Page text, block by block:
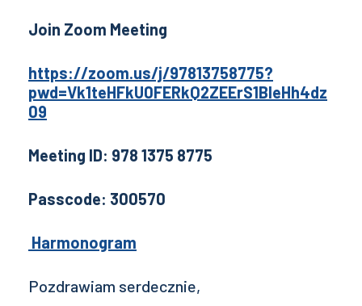
Join Zoom Meeting
https://zoom.us/j/97813758775?
pwd=Vk1teHFkU0FERkQ2ZEErS1BIeHh4dz
09
Meeting ID: 978 1375 8775
Passcode: 300570
Harmonogram
Pozdrawiam serdecznie,